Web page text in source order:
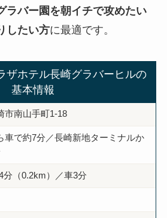
ラバー園を朝イチで攻めたい
したい方に最適です。
ザホテル長崎グラバーヒルの
基本情報
市南山手町1-18
車で約7分／長崎新地ターミナルか
分（0.2km）／車3分